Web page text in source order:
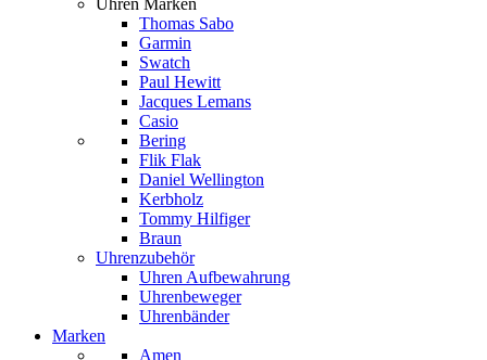
Uhren Marken
Thomas Sabo
Garmin
Swatch
Paul Hewitt
Jacques Lemans
Casio
Bering
Flik Flak
Daniel Wellington
Kerbholz
Tommy Hilfiger
Braun
Uhrenzubehör
Uhren Aufbewahrung
Uhrenbeweger
Uhrenbänder
Marken
Amen